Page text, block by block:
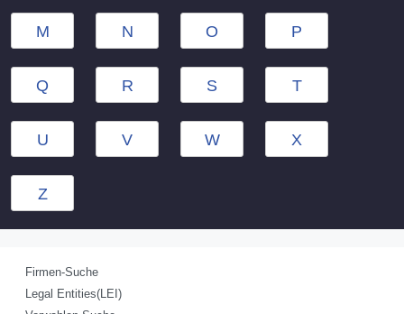
M N O P
Q R S T
U V W X
Z
Firmen-Suche
Legal Entities(LEI)